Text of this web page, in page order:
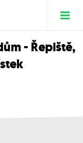
- Řepiště,